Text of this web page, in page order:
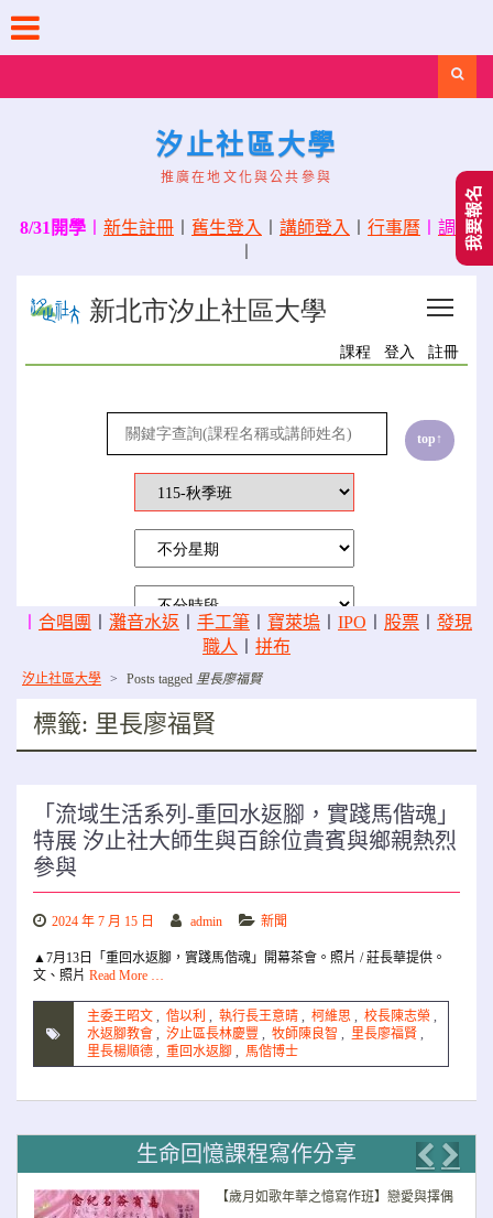
content
汐止社區大學
推廣在地文化與公共參與
8/31開學 新生註冊 舊生登入 講師登入 行事曆
調課
合唱團 灘音水返 手工筆 寶萊塢 IPO 股票
發現
職人
拼布
汐止社區大學 > Posts tagged 里長廖福賢
標籤: 里長廖福賢
「流域生活系列-重回水返腳，實踐馬偕魂」
特展 汐止社大師生與百餘位貴賓與鄉親熱烈
參與
2024 年 7 月 15 日 admin 新聞
▲7月13日「重回水返腳，實踐馬偕魂」開幕茶會。照片 / 莊長華提供。
文、照片 Read More …
主委王昭文 , 偕以利 , 執行長王意晴 , 柯維思 , 校長陳志榮 ,
水返腳教會 , 汐止區長林慶豐 , 牧師陳良智 , 里長廖福賢 ,
里長楊順德 , 重回水返腳 , 馬偕博士
生命回憶課程寫作分享
【歲月如歌年華之憶寫作班】戀愛與擇偶
我要報名